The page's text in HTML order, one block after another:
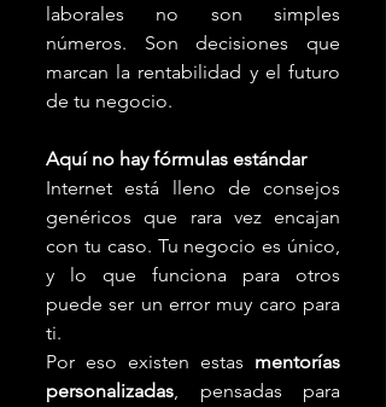
laborales no son simples
números. Son decisiones que
marcan la rentabilidad y el futuro
de tu negocio.
Aquí no hay fórmulas estándar
Internet está lleno de consejos
genéricos que rara vez encajan
con tu caso. Tu negocio es único,
y lo que funciona para otros
puede ser un error muy caro para
ti.
Por eso existen estas mentorías
personalizadas, pensadas para